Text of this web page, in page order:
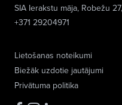
Lietošanas noteikumi
Biežāk uzdotie jautājumi
Privātuma politika
SIA Ierakstu māja, Robežu
+371 29204971